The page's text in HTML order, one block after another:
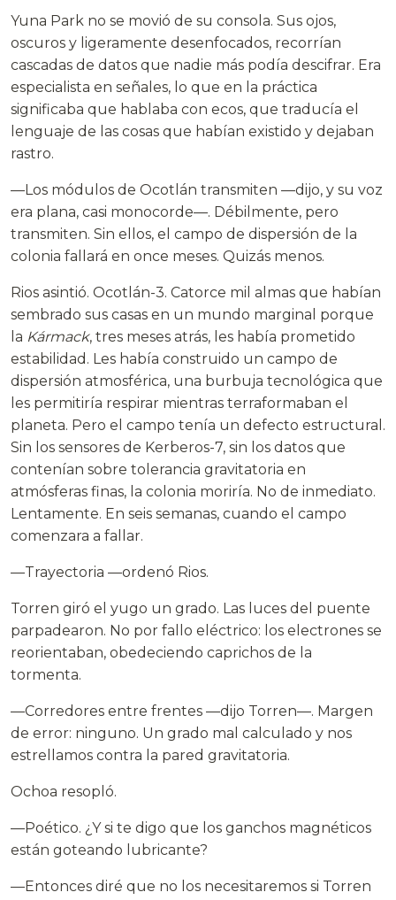
Yuna Park no se movió de su consola. Sus ojos,
oscuros y ligeramente desenfocados, recorrían
cascadas de datos que nadie más podía descifrar. Era
especialista en señales, lo que en la práctica
significaba que hablaba con ecos, que traducía el
lenguaje de las cosas que habían existido y dejaban
rastro.
—Los módulos de Ocotlán transmiten —dijo, y su voz
era plana, casi monocorde—. Débilmente, pero
transmiten. Sin ellos, el campo de dispersión de la
colonia fallará en once meses. Quizás menos.
Rios asintió. Ocotlán-3. Catorce mil almas que habían
sembrado sus casas en un mundo marginal porque
la Kármack, tres meses atrás, les había prometido
estabilidad. Les había construido un campo de
dispersión atmosférica, una burbuja tecnológica que
les permitiría respirar mientras terraformaban el
planeta. Pero el campo tenía un defecto estructural.
Sin los sensores de Kerberos-7, sin los datos que
contenían sobre tolerancia gravitatoria en
atmósferas finas, la colonia moriría. No de inmediato.
Lentamente. En seis semanas, cuando el campo
comenzara a fallar.
—Trayectoria —ordenó Rios.
Torren giró el yugo un grado. Las luces del puente
parpadearon. No por fallo eléctrico: los electrones se
reorientaban, obedeciendo caprichos de la
tormenta.
—Corredores entre frentes —dijo Torren—. Margen
de error: ninguno. Un grado mal calculado y nos
estrellamos contra la pared gravitatoria.
Ochoa resopló.
—Poético. ¿Y si te digo que los ganchos magnéticos
están goteando lubricante?
—Entonces diré que no los necesitaremos si Torren